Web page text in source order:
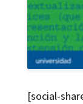
[social-